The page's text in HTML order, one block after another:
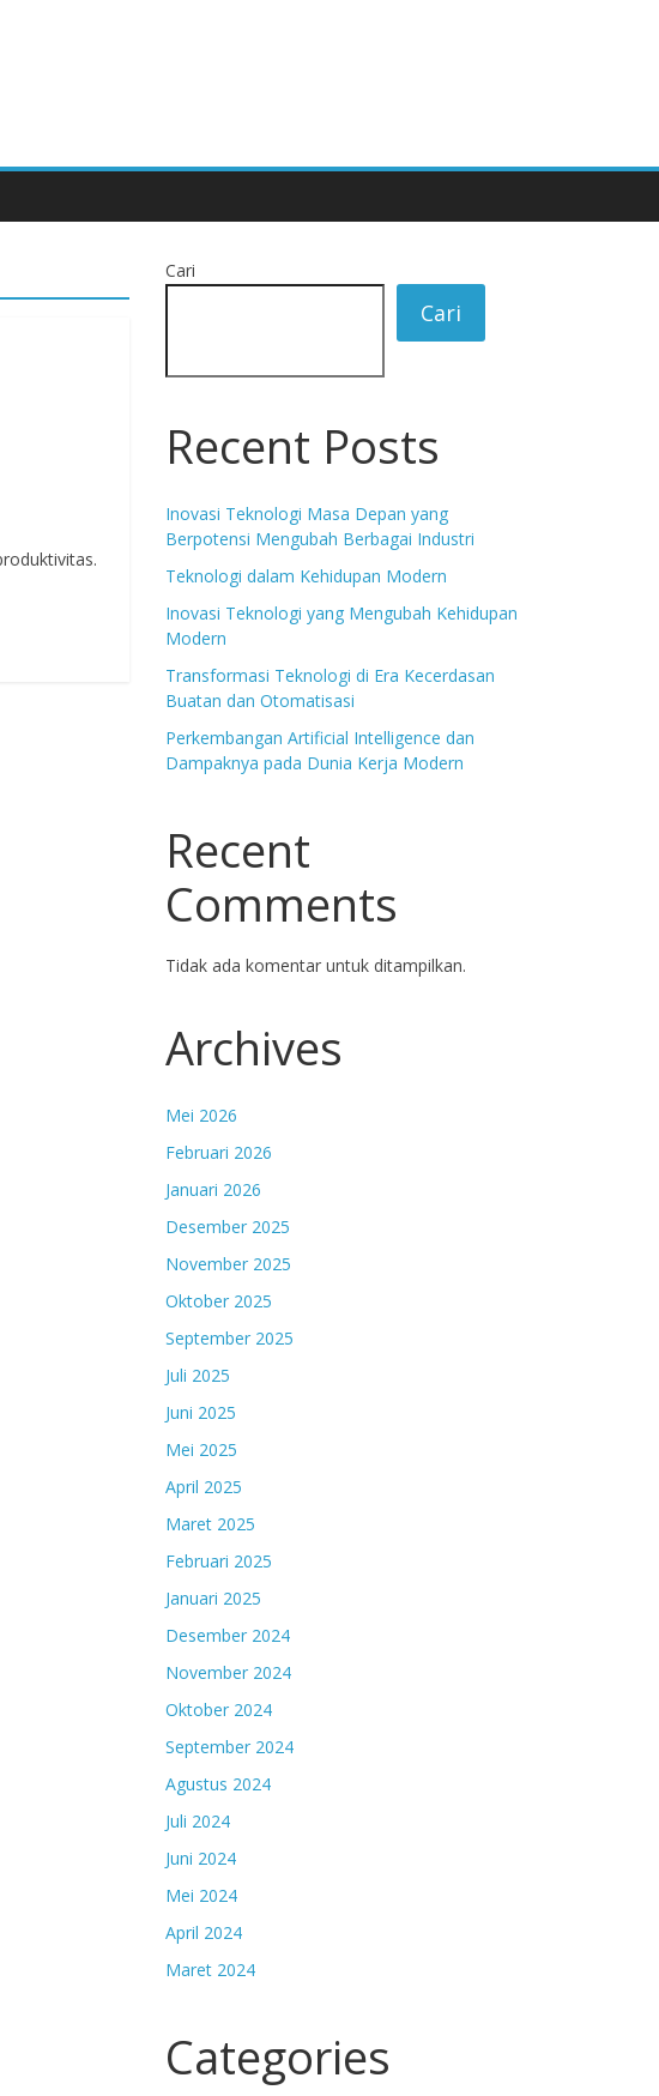
Cari
Cari
Recent Posts
Inovasi Teknologi Masa Depan yang
Berpotensi Mengubah Berbagai Industri
Teknologi dalam Kehidupan Modern
Inovasi Teknologi yang Mengubah Kehidupan
Modern
Transformasi Teknologi di Era Kecerdasan
Buatan dan Otomatisasi
Perkembangan Artificial Intelligence dan
Dampaknya pada Dunia Kerja Modern
Recent
Comments
Tidak ada komentar untuk ditampilkan.
Archives
Mei 2026
Februari 2026
Januari 2026
Desember 2025
November 2025
Oktober 2025
September 2025
Juli 2025
Juni 2025
Mei 2025
April 2025
Maret 2025
Februari 2025
Januari 2025
Desember 2024
November 2024
Oktober 2024
September 2024
Agustus 2024
Juli 2024
Juni 2024
Mei 2024
April 2024
Maret 2024
Categories